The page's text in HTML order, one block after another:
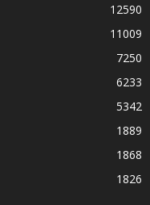
12590
11009
7250
6233
5342
1889
1868
1826